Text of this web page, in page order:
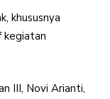
khususnya
kegiatan
III, Novi Arianti,